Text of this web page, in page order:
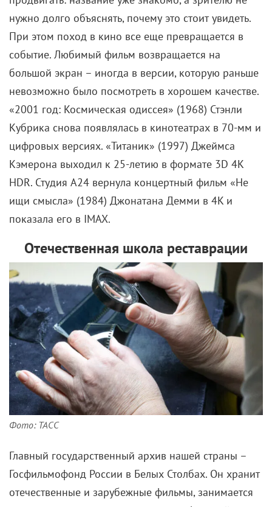
нужно долго объяснять, почему это стоит увидеть.
При этом поход в кино все еще превращается в
событие. Любимый фильм возвращается на
большой экран – иногда в версии, которую раньше
невозможно было посмотреть в хорошем качестве.
«2001 год: Космическая одиссея» (1968) Стэнли
Кубрика снова появлялась в кинотеатрах в 70-мм и
цифровых версиях. «Титаник» (1997) Джеймса
Кэмерона выходил к 25-летию в формате 3D 4K
HDR. Студия A24 вернула концертный фильм «Не
ищи смысла» (1984) Джонатана Демми в 4K и
показала его в IMAX.
Отечественная школа реставрации
Фото: ТАСС
Главный государственный архив нашей страны –
Госфильмофонд России в Белых Столбах. Он хранит
отечественные и зарубежные фильмы, занимается